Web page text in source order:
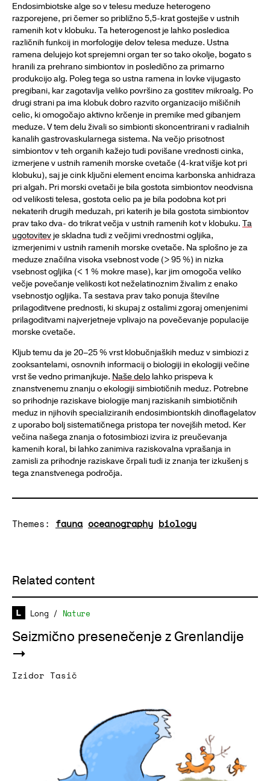
Endosimbiotske alge so v telesu meduze heterogeno
razporejene, pri čemer so približno 5,5-krat gostejše v ustnih
ramenih kot v klobuku. Ta heterogenost je lahko posledica
različnih funkcij in morfologije delov telesa meduze. Ustna
ramena delujejo kot sprejemni organ ter so tako okolje, bogato s
hranili za prehrano simbiontov in posledično za primarno
produkcijo alg. Poleg tega so ustna ramena in lovke vijugasto
pregibani, kar zagotavlja veliko površino za gostitev mikroalg. Po
drugi strani pa ima klobuk dobro razvito organizacijo mišičnih
celic, ki omogočajo aktivno krčenje in premike med gibanjem
meduze. V tem delu živali so simbionti skoncentrirani v radialnih
kanalih gastrovaskularnega sistema. Na večjo prisotnost
simbiontov v teh organih kažejo tudi povišane vrednosti cinka,
izmerjene v ustnih ramenih morske cvetače (4-krat višje kot pri
klobuku), saj je cink ključni element encima karbonska anhidraza
pri algah. Pri morski cvetači je bila gostota simbiontov neodvisna
od velikosti telesa, gostota celic pa je bila podobna kot pri
nekaterih drugih meduzah, pri katerih je bila gostota simbiontov
prav tako dva- do trikrat večja v ustnih ramenih kot v klobuku. Ta
ugotovitev je skladna tudi z večjimi vrednostmi ogljika,
izmerjenimi v ustnih ramenih morske cvetače. Na splošno je za
meduze značilna visoka vsebnost vode (> 95 %) in nizka
vsebnost ogljika (< 1 % mokre mase), kar jim omogoča veliko
večje povečanje velikosti kot neželatinoznim živalim z enako
vsebnostjo ogljika. Ta sestava prav tako ponuja številne
prilagoditvene prednosti, ki skupaj z ostalimi zgoraj omenjenimi
prilagoditvami najverjetneje vplivajo na povečevanje populacije
morske cvetače.
Kljub temu da je 20–25 % vrst klobučnjaških meduz v simbiozi z
zooksantelami, osnovnih informacij o biologiji in ekologiji večine
vrst še vedno primanjkuje. Naše delo lahko prispeva k
znanstvenemu znanju o ekologiji simbiotičnih meduz. Potrebne
so prihodnje raziskave biologije manj raziskanih simbiotičnih
meduz in njihovih specializiranih endosimbiontskih dinoflagelatov
z uporabo bolj sistematičnega pristopa ter novejših metod. Ker
večina našega znanja o fotosimbiozi izvira iz preučevanja
kamenih koral, bi lahko zanimiva raziskovalna vprašanja in
zamisli za prihodnje raziskave črpali tudi iz znanja ter izkušenj s
tega znanstvenega področja.
Themes: fauna oceanography biology
Related content
Long / Nature
Seizmično presenečenje z Grenlandije
Izidor Tasič